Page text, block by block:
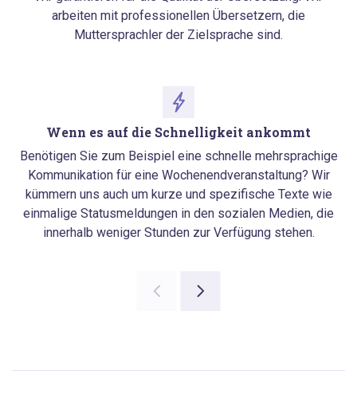
arbeiten mit professionellen Übersetzern, die
Muttersprachler der Zielsprache sind.
Wenn es auf die Schnelligkeit ankommt
Benötigen Sie zum Beispiel eine schnelle mehrsprachige
Kommunikation für eine Wochenendveranstaltung? Wir
kümmern uns auch um kurze und spezifische Texte wie
einmalige Statusmeldungen in den sozialen Medien, die
innerhalb weniger Stunden zur Verfügung stehen.